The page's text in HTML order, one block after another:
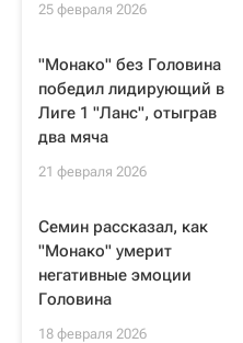
25 февраля 2026
"Монако" без Головина
победил лидирующий в
Лиге 1 "Ланс", отыграв
два мяча
21 февраля 2026
Семин рассказал, как
"Монако" умерит
негативные эмоции
Головина
18 февраля 2026